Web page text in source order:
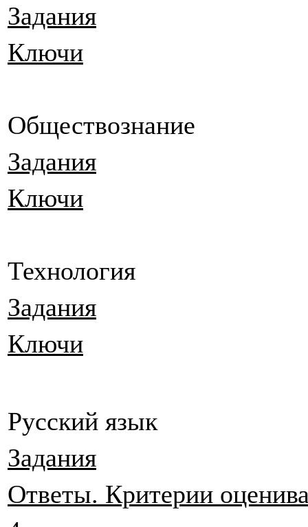
Задания
Ключи
Обществознание
Задания
Ключи
Технология
Задания
Ключи
Русский язык
Задания
Ответы. Критерии